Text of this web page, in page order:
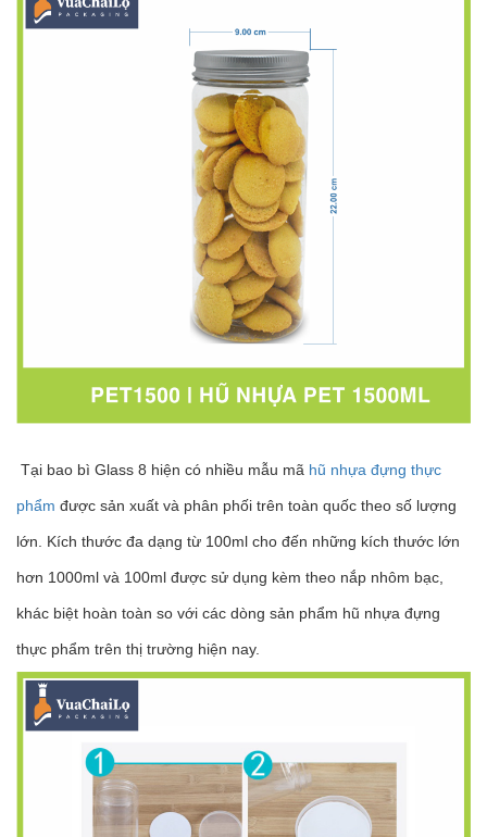
Tại bao bì Glass 8 hiện có nhiều mẫu mã hũ nhựa đựng thực
phẩm được sản xuất và phân phối trên toàn quốc theo số lượng
lớn. Kích thước đa dạng từ 100ml cho đến những kích thước lớn
hơn 1000ml và 100ml được sử dụng kèm theo nắp nhôm bạc,
khác biệt hoàn toàn so với các dòng sản phẩm hũ nhựa đựng
thực phẩm trên thị trường hiện nay.